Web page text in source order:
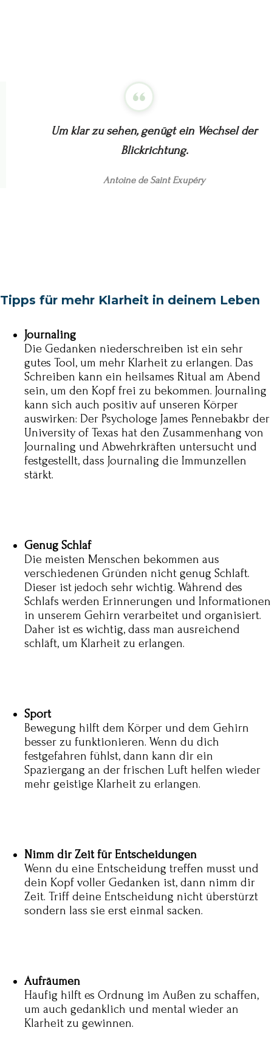
Um klar zu sehen, genügt ein Wechsel der
Blickrichtung.
Antoine de Saint Exupéry
Tipps für mehr Klarheit in deinem Leben
Journaling
Die Gedanken niederschreiben ist ein sehr
gutes Tool, um mehr Klarheit zu erlangen. Das
Schreiben kann ein heilsames Ritual am Abend
sein, um den Kopf frei zu bekommen. Journaling
kann sich auch positiv auf unseren Körper
auswirken: Der Psychologe James Pennebakbr der
University of Texas hat den Zusammenhang von
Journaling und Abwehrkräften untersucht und
festgestellt, dass Journaling die Immunzellen
stärkt.
Genug Schlaf
Die meisten Menschen bekommen aus
verschiedenen Gründen nicht genug Schlaft.
Dieser ist jedoch sehr wichtig. Während des
Schlafs werden Erinnerungen und Informationen
in unserem Gehirn verarbeitet und organisiert.
Daher ist es wichtig, dass man ausreichend
schläft, um Klarheit zu erlangen.
Sport
Bewegung hilft dem Körper und dem Gehirn
besser zu funktionieren. Wenn du dich
festgefahren fühlst, dann kann dir ein
Spaziergang an der frischen Luft helfen wieder
mehr geistige Klarheit zu erlangen.
Nimm dir Zeit für Entscheidungen
Wenn du eine Entscheidung treffen musst und
dein Kopf voller Gedanken ist, dann nimm dir
Zeit. Triff deine Entscheidung nicht überstürzt
sondern lass sie erst einmal sacken.
Aufräumen
Häufig hilft es Ordnung im Außen zu schaffen,
um auch gedanklich und mental wieder an
Klarheit zu gewinnen.